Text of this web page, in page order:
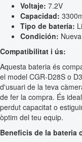
Voltaje: 7.2V
Capacidad:
Tipo de batería:
Condición: Nueva
Compatibilitat i ús:
Aquesta bateria és
el model CGR-D28S o
d'usuari de la teva
de fer la compra. És
perdut capacitat o
òptim del teu equip.
Beneficis de la bateria